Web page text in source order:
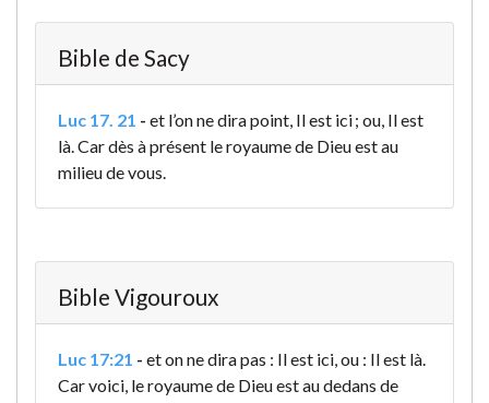
Bible de Sacy
Luc 17. 21 - et l’on ne dira point, Il est ici ; ou, Il est
là. Car dès à présent le royaume de Dieu est au
milieu de vous.
Bible Vigouroux
Luc 17:21 - et on ne dira pas : Il est ici, ou : Il est là.
Car voici, le royaume de Dieu est au dedans de